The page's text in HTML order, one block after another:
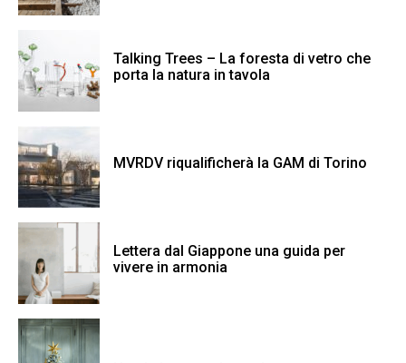
Talking Trees – La foresta di vetro che
porta la natura in tavola
MVRDV riqualificherà la GAM di Torino
Lettera dal Giappone una guida per
vivere in armonia